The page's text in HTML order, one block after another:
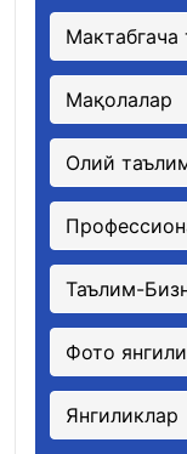
Мактабгача
Мақолалар
Олий
Таълим-
Фото
Янгиликлар